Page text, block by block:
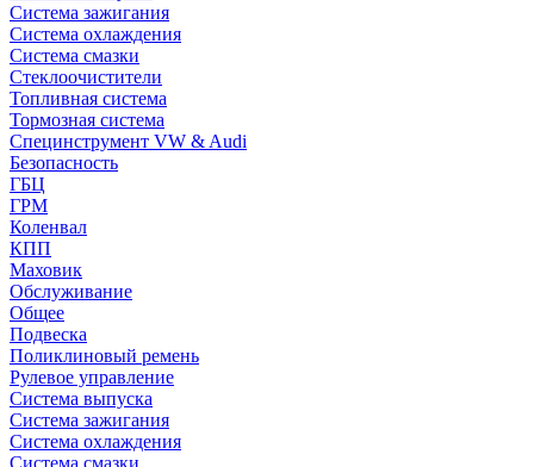
Система зажигания
Система охлаждения
Система смазки
Стеклоочистители
Топливная система
Тормозная система
Специнструмент VW & Audi
Безопасность
ГБЦ
ГРМ
Коленвал
КПП
Маховик
Обслуживание
Общее
Подвеска
Поликлиновый ремень
Рулевое управление
Система выпуска
Система зажигания
Система охлаждения
Система смазки